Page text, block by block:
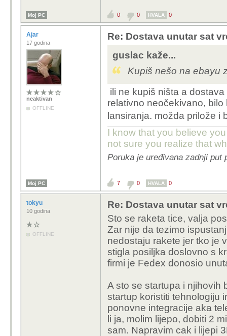
Moj PC 0 0 HVALA 0
Ajar
17 godina
neaktivan
OFFLINE
Re: Dostava unutar sat
guslac kaže...
Kupiš nešo na ebayu
ili ne kupiš ništa a
relativno neočekivano,
lansiranja. možda prilože i
I know that you believe
not sure you realize that
Poruka je uređivana zadnji put
Moj PC 7 0 HVALA 0
tokyu
10 godina
OFFLINE
Re: Dostava unutar sat
Sto se raketa tice, valja
Zar nije da tezimo
nedostaju rakete jer tko je
stigla posiljka doslovno s
firmi je Fedex donosio
A sto se startupa i njihovih
startup koristiti tehnologiju
ponovne integracije aka
li ja, molim lijepo, dobiti 2
sam. Napravim cak i lijepi